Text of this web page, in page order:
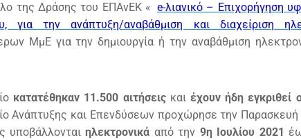
της Δράσης του ΕΠΑνΕΚ « e-λιανικό – Επιχορήγηση
την ανάπτυξη/αναβάθμιση και διαχείριση
ΜμΕ για την δημιουργία ή την αναβάθμιση
κατατέθηκαν 11.500 αιτήσειςκαι έχουν ήδη εγκριθεί
Ανάπτυξης και Επενδύσεων προχώρησε την
υποβάλλονταιηλεκτρονικά από την 9η Ιουλίου 2021